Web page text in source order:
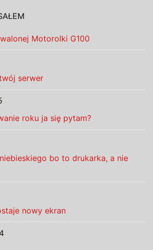
Motorolki G100
serwer
roku ja się pytam?
bo to drukarka, a nie
nowy ekran